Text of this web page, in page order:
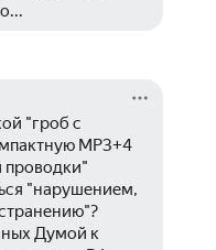
"гроб с
МР3+4
проводки"
"нарушением,
Думой к